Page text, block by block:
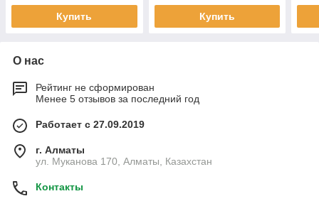
Купить Купить
О нас
Рейтинг не сформирован
Менее 5 отзывов за последний год
Работает с 27.09.2019
г. Алматы
ул. Муканова 170, Алматы, Казахстан
Контакты